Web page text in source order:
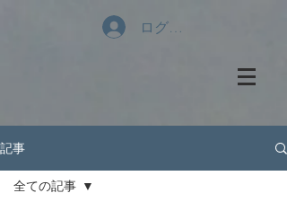
ログイン
記事
全ての記事